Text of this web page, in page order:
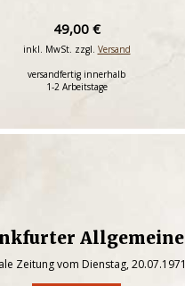
49,00 €
inkl. MwSt. zzgl. Versand
versandfertig innerhalb
1-2 Arbeitstage
Allgemeine
Zeitung vom Dienstag, 20.07.1971